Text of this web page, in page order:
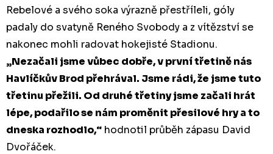
Rebelové a svého soka výrazně přestříleli, góly
padaly do svatyně Reného Svobody a z vítězství se
nakonec mohli radovat hokejisté Stadionu.
„Nezačali jsme vůbec dobře, v první třetině nás
Havlíčkův Brod přehrával. Jsme rádi, že jsme tuto
třetinu přežili. Od druhé třetiny jsme začali hrát
lépe, podařilo se nám proměnit přesilové hry a to
dneska rozhodlo,“ hodnotil průběh zápasu David
Dvořáček.